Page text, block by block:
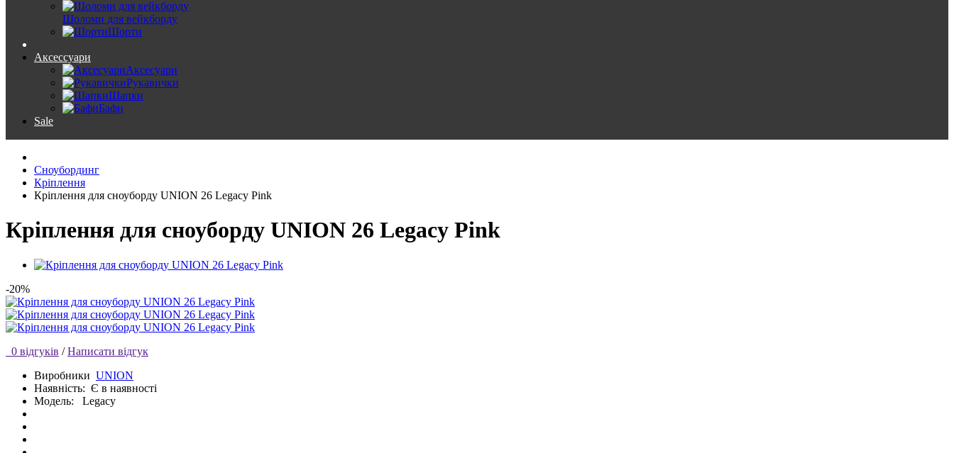
Шоломи для вейкборду
Шорти
Аксессуари
Аксесуари
Рукавички
Шапки
Бафи
Sale
Сноубординг
Кріплення
Кріплення для сноуборду UNION 26 Legacy Pink
Кріплення для сноуборду UNION 26 Legacy Pink
-20%
0 відгуків / Написати відгук
Виробники UNION
Наявність: Є в наявності
Модель:
Legacy